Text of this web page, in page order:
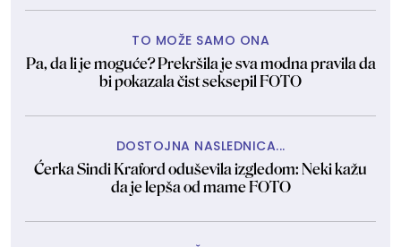
TO MOŽE SAMO ONA
Pa, da li je moguće? Prekršila je sva modna pravila da
bi pokazala čist seksepil FOTO
DOSTOJNA NASLEDNICA...
Ćerka Sindi Kraford oduševila izgledom: Neki kažu
da je lepša od mame FOTO